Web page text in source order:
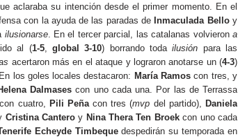
aclaraba su intención desde el primer momento. En el
con la ayuda de las paradas de Inmaculada Belloy
ilusionarse. En el tercer parcial, las catalanas volvieron a
al (1-5, global 3-10) borrando todailusión para las
acertaron más en el ataque y lograron anotarse un (4-3)
los goles locales destacaron: María Ramos con tres, y
Dalmases con uno cada una. Por las de Terrassa
con cuatro, Pili Peñacon tres (mvp del partido), Daniela
Cristina Canteroy Nina Thera Ten Broekcon uno cada
Echeyde Timbequedespedirán su temporada en